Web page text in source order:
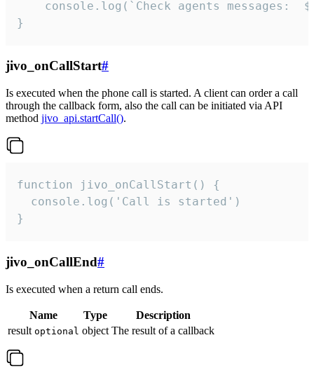
}
jivo_onCallStart#
Is executed when the phone call is started. A client can order a call
through the callback form, also the call can be initiated via API
method jivo_api.startCall().
function jivo_onCallStart() {
  console.log('Call is started')
}
jivo_onCallEnd#
Is executed when a return call ends.
Name Type
Description
result optional object The result of a callback